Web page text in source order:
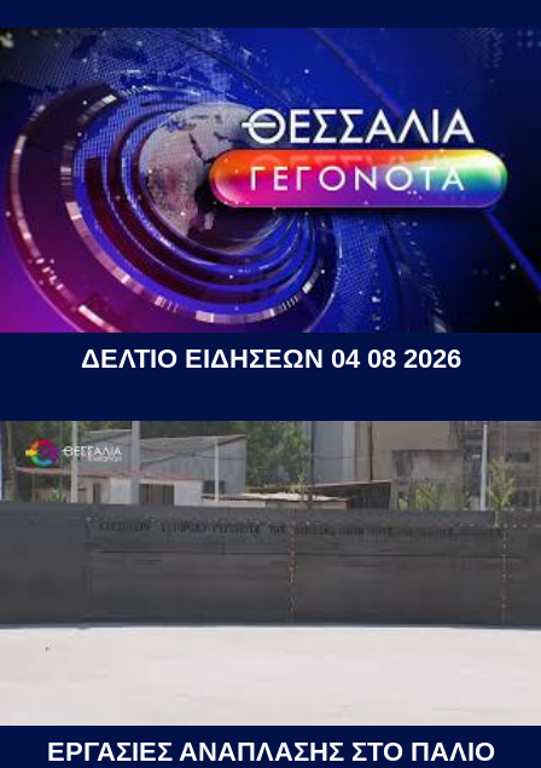
ΔΕΛΤΙΟ ΕΙΔΗΣΕΩΝ 04 08 2026
ΕΡΓΑΣΙΕΣ ΑΝΑΠΛΑΣΗΣ ΣΤΟ ΠΑΛΙΟ